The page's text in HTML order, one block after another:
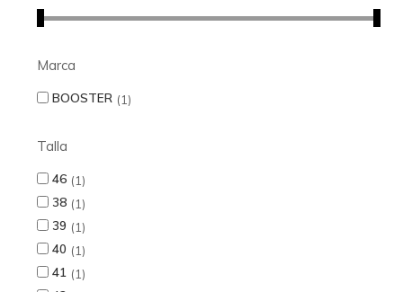
Marca
BOOSTER 1
Talla
46
1
38
1
39
1
40
1
41
1